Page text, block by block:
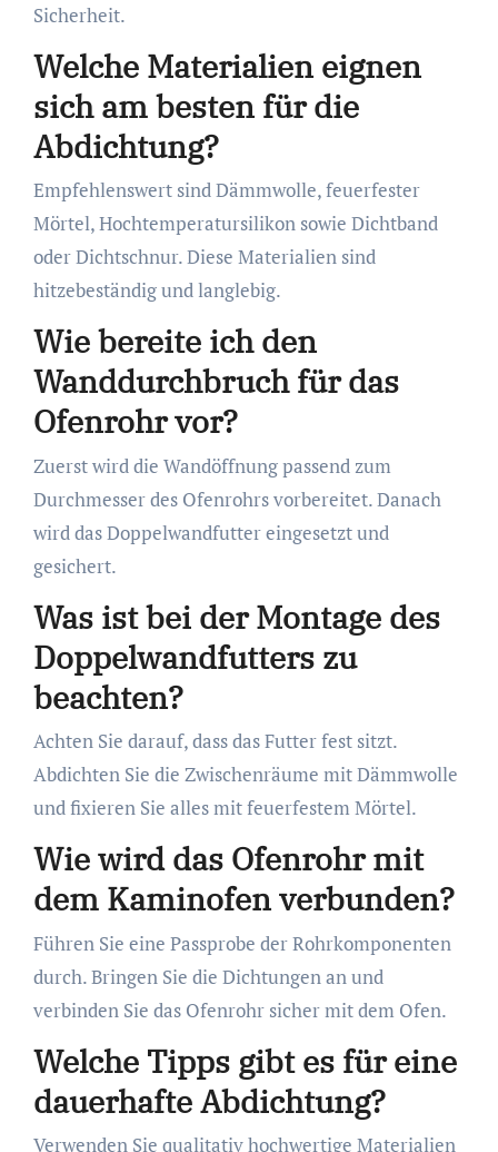
Sicherheit.
Welche Materialien eignen
sich am besten für die
Abdichtung?
Empfehlenswert sind Dämmwolle, feuerfester
Mörtel, Hochtemperatursilikon sowie Dichtband
oder Dichtschnur. Diese Materialien sind
hitzebeständig und langlebig.
Wie bereite ich den
Wanddurchbruch für das
Ofenrohr vor?
Zuerst wird die Wandöffnung passend zum
Durchmesser des Ofenrohrs vorbereitet. Danach
wird das Doppelwandfutter eingesetzt und
gesichert.
Was ist bei der Montage des
Doppelwandfutters zu
beachten?
Achten Sie darauf, dass das Futter fest sitzt.
Abdichten Sie die Zwischenräume mit Dämmwolle
und fixieren Sie alles mit feuerfestem Mörtel.
Wie wird das Ofenrohr mit
dem Kaminofen verbunden?
Führen Sie eine Passprobe der Rohrkomponenten
durch. Bringen Sie die Dichtungen an und
verbinden Sie das Ofenrohr sicher mit dem Ofen.
Welche Tipps gibt es für eine
dauerhafte Abdichtung?
Verwenden Sie qualitativ hochwertige Materialien